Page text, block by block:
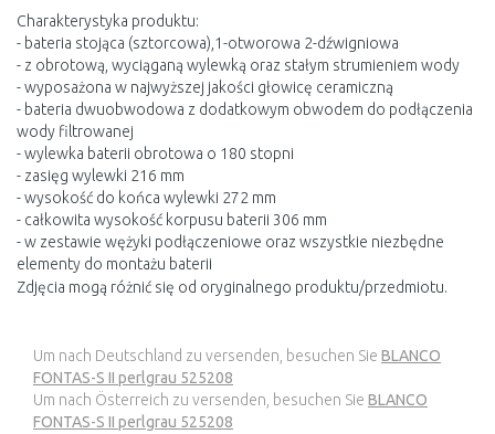
Charakterystyka produktu:
- bateria stojąca (sztorcowa),1-otworowa 2-dźwigniowa
- z obrotową, wyciąganą wylewką oraz stałym strumieniem wody
- wyposażona w najwyższej jakości głowicę ceramiczną
- bateria dwuobwodowa z dodatkowym obwodem do podłączenia
wody filtrowanej
- wylewka baterii obrotowa o 180 stopni
- zasięg wylewki 216 mm
- wysokość do końca wylewki 272 mm
- całkowita wysokość korpusu baterii 306 mm
- w zestawie wężyki podłączeniowe oraz wszystkie niezbędne
elementy do montażu baterii
Zdjęcia mogą różnić się od oryginalnego produktu/przedmiotu.
Um nach Deutschland zu versenden, besuchen Sie BLANCO
FONTAS-S II perlgrau 525208
Um nach Österreich zu versenden, besuchen Sie BLANCO
FONTAS-S II perlgrau 525208